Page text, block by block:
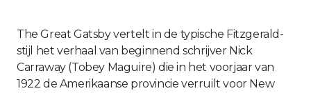
The Great Gatsby vertelt in de typische Fitzgerald-
stijl het verhaal van beginnend schrijver Nick
Carraway (Tobey Maguire) die in het voorjaar van
1922 de Amerikaanse provincie verruilt voor New